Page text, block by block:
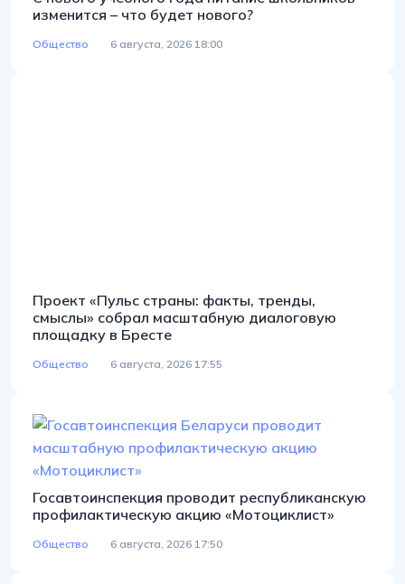
изменится – что будет нового?
Общество 6 августа, 2026 18:00
Проект «Пульс страны: факты, тренды,
смыслы» собрал масштабную диалоговую
площадку в Бресте
Общество 6 августа, 2026 17:55
Госавтоинспекция проводит республиканскую
профилактическую акцию «Мотоциклист»
Общество 6 августа, 2026 17:50